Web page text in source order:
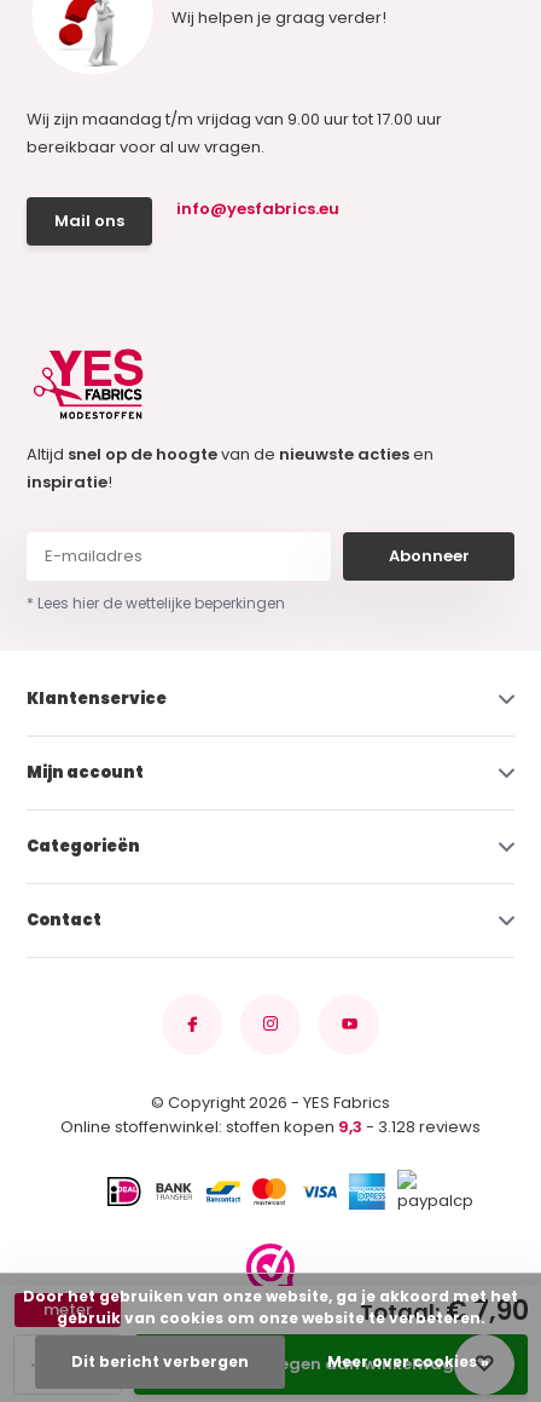
+
-
meter
Toevoegen aan winkelwagen
Totaal:€ 7,90
Wij helpen je graag verder!
Wij zijn maandag t/m vrijdag van 9.00 uur tot 17.00 uur
bereikbaar voor al uw vragen.
Mail ons
info@yesfabrics.eu
Altijd snel op de hoogtevan de nieuwste actiesen
inspiratie!
Abonneer
* Lees hier de wettelijke beperkingen
Klantenservice
Mijn account
Categorieën
Contact
© Copyright 2026 - YES Fabrics
Online stoffenwinkel: stoffen kopen 9,3 - 3.128 reviews
Door het gebruiken van onze website, ga je akkoord met het
gebruik van cookies om onze website te verbeteren.
Dit bericht verbergen Meer over cookies »